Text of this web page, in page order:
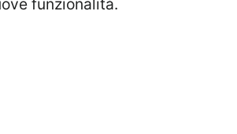
funzionalità.